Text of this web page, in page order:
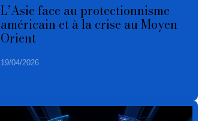
L’Asie face au protectionnisme
américain et à la crise au Moyen
Orient
19/04/2026